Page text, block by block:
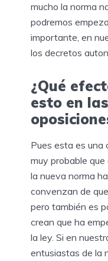
mucho la norma
podremos
importante, en
los decretos
¿Qué
esto en
Pues esta es una
muy probable que
la nueva norma
convenzan de
pero también es
crean que ha
la ley. Si en
entusiastas de la